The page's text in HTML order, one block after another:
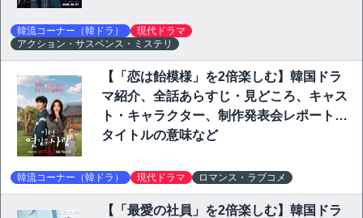
韓流コーナー（韓ドラ）
現代ドラマ
アクション・サスペンス・ミステリ
【「恋は飴模様」を2倍楽しむ】韓国ドラ
マ紹介、全話あらすじ・見どころ、キャス
ト・キャラクター、制作発表会レポート、
タイトルの意味など
韓流コーナー（韓ドラ） 現代ドラマ ロマンス・ラブコメ
【「最愛の社員」を2倍楽しむ】韓国ドラ